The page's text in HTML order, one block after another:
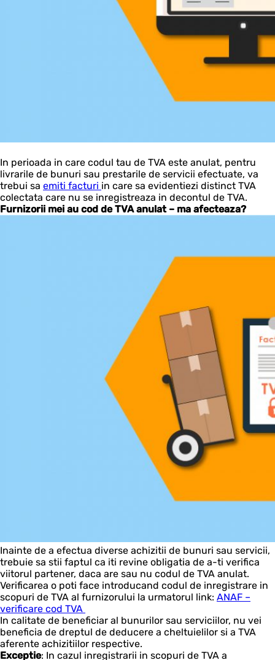
In perioada in care codul tau de TVA este anulat, pentru
livrarile de bunuri sau prestarile de servicii efectuate, va
trebui sa emiti facturi in care sa evidentiezi distinct TVA
colectata care nu se inregistreaza in decontul de TVA.
Furnizorii mei au cod de TVA anulat – ma afecteaza?
Inainte de a efectua diverse achizitii de bunuri sau servicii,
trebuie sa stii faptul ca iti revine obligatia de a-ti verifica
viitorul partener, daca are sau nu codul de TVA anulat.
Verificarea o poti face introducand codul de inregistrare in
scopuri de TVA al furnizorului la urmatorul link: ANAF –
verificare cod TVA
In calitate de beneficiar al bunurilor sau serviciilor, nu vei
beneficia de dreptul de deducere a cheltuielilor si a TVA
aferente achizitiilor respective.
Exceptie: In cazul inregistrarii in scopuri de TVA a